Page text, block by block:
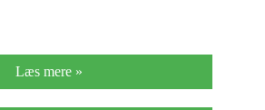
Læs mere »